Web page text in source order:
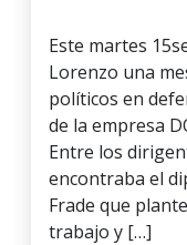
Este martes
Lorenzo una
políticos en
de la empresa
Entre los
encontraba el
Frade que
trabajo y […]